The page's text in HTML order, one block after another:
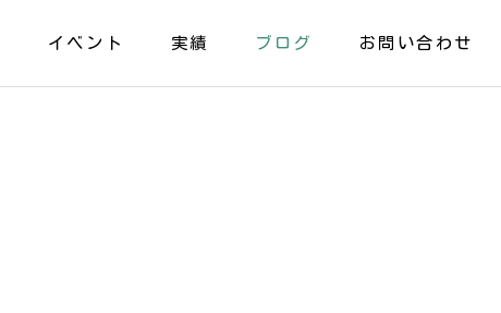
イベント 実績 ブログ お問い合わせ